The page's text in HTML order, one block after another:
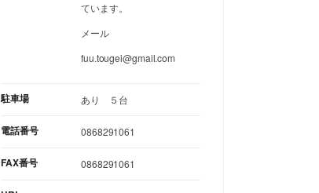
ています。
メール
fuu.tougei@gmail.com
駐車場 あり ５台
電話番号 0868291061
FAX番号 0868291061